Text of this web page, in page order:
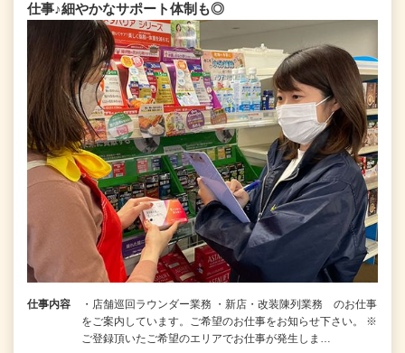
仕事♪細やかなサポート体制も◎
仕事内容
・店舗巡回ラウンダー業務 ・新店・改装陳列業務 のお仕事
をご案内しています。ご希望のお仕事をお知らせ下さい。 ※
ご登録頂いたご希望のエリアでお仕事が発生しま…